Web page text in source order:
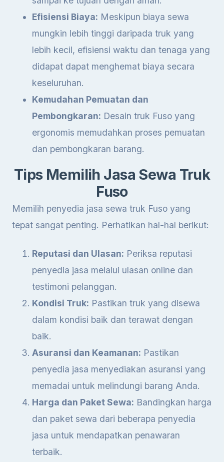
Efisiensi Biaya: Meskipun biaya sewa
mungkin lebih tinggi daripada truk yang
lebih kecil, efisiensi waktu dan tenaga yang
didapat dapat menghemat biaya secara
keseluruhan.
Kemudahan Pemuatan dan
Pembongkaran: Desain truk Fuso yang
ergonomis memudahkan proses pemuatan
dan pembongkaran barang.
Tips Memilih Jasa Sewa Truk
Fuso
Memilih penyedia jasa sewa truk Fuso yang
tepat sangat penting. Perhatikan hal-hal berikut:
Reputasi dan Ulasan: Periksa reputasi
penyedia jasa melalui ulasan online dan
testimoni pelanggan.
Kondisi Truk: Pastikan truk yang disewa
dalam kondisi baik dan terawat dengan
baik.
Asuransi dan Keamanan: Pastikan
penyedia jasa menyediakan asuransi yang
memadai untuk melindungi barang Anda.
Harga dan Paket Sewa: Bandingkan harga
dan paket sewa dari beberapa penyedia
jasa untuk mendapatkan penawaran
terbaik.